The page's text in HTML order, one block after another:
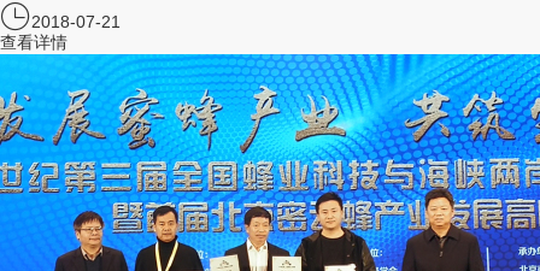
2018-07-21
查看详情